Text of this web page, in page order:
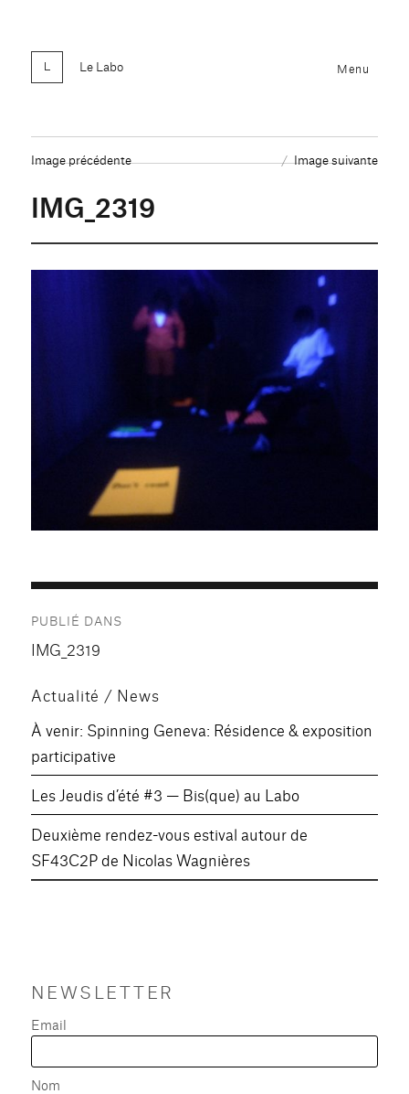
Le Labo Menu
Image précédente Image suivante
IMG_2319
de
PUBLIÉ DANS
IMG_2319
Actualité / News
À venir: Spinning Geneva: Résidence & exposition
participative
Les Jeudis d’été #3 — Bis(que) au Labo
Deuxième rendez-vous estival autour de
SF43C2P de Nicolas Wagnières
NEWSLETTER
Email
Nom